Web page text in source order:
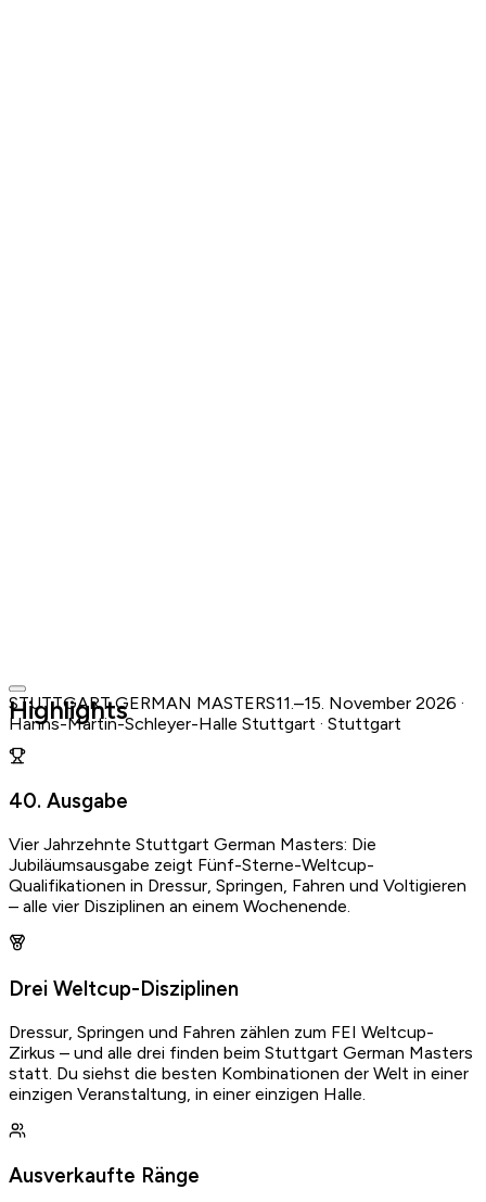
STUTTGART GERMAN MASTERS11.–15. November 2026 ·
Hanns-Martin-Schleyer-Halle Stuttgart · Stuttgart
12:30 – 17:50
Jetzt nennen
Zu deinem Kalender hinzufügen
Apple & Outlook
Google
Highlights
40. Ausgabe
Vier Jahrzehnte Stuttgart German Masters: Die
Jubiläumsausgabe zeigt Fünf-Sterne-Weltcup-
Qualifikationen in Dressur, Springen, Fahren und Voltigieren
– alle vier Disziplinen an einem Wochenende.
Drei Weltcup-Disziplinen
Dressur, Springen und Fahren zählen zum FEI Weltcup-
Zirkus – und alle drei finden beim Stuttgart German Masters
statt. Du siehst die besten Kombinationen der Welt in einer
einzigen Veranstaltung, in einer einzigen Halle.
Ausverkaufte Ränge